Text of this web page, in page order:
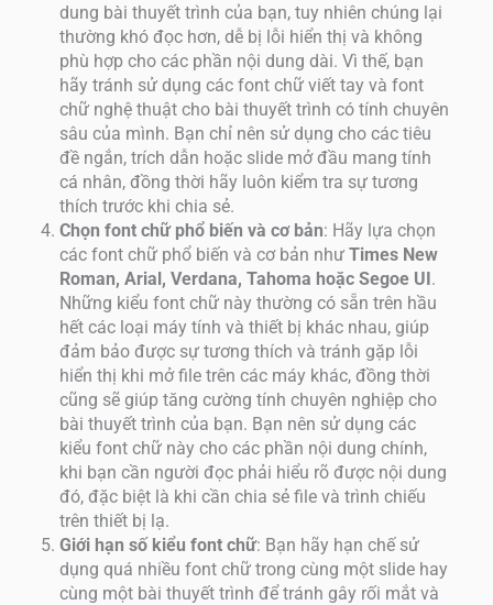
dung bài thuyết trình của bạn, tuy nhiên chúng lại
thường khó đọc hơn, dễ bị lỗi hiển thị và không
phù hợp cho các phần nội dung dài. Vì thế, bạn
hãy tránh sử dụng các font chữ viết tay và font
chữ nghệ thuật cho bài thuyết trình có tính chuyên
sâu của mình. Bạn chỉ nên sử dụng cho các tiêu
đề ngắn, trích dẫn hoặc slide mở đầu mang tính
cá nhân, đồng thời hãy luôn kiểm tra sự tương
thích trước khi chia sẻ.
Chọn font chữ phổ biến và cơ bản: Hãy lựa chọn
các font chữ phổ biến và cơ bản như Times New
Roman, Arial, Verdana, Tahoma hoặc Segoe UI.
Những kiểu font chữ này thường có sẵn trên hầu
hết các loại máy tính và thiết bị khác nhau, giúp
đảm bảo được sự tương thích và tránh gặp lỗi
hiển thị khi mở file trên các máy khác, đồng thời
cũng sẽ giúp tăng cường tính chuyên nghiệp cho
bài thuyết trình của bạn. Bạn nên sử dụng các
kiểu font chữ này cho các phần nội dung chính,
khi bạn cần người đọc phải hiểu rõ được nội dung
đó, đặc biệt là khi cần chia sẻ file và trình chiếu
trên thiết bị lạ.
Giới hạn số kiểu font chữ: Bạn hãy hạn chế sử
dụng quá nhiều font chữ trong cùng một slide hay
cùng một bài thuyết trình để tránh gây rối mắt và